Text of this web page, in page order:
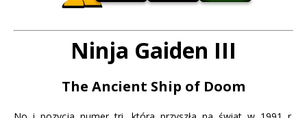
Ninja Gaiden III
The Ancient Ship of Doom